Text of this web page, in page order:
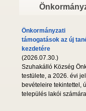
Önkormányzati
támogatások az új
kezdetére
(2026.07.30.)
Szuhakálló Község
testülete, a 2026. évi
bevételeire tekintettel,
település lakói